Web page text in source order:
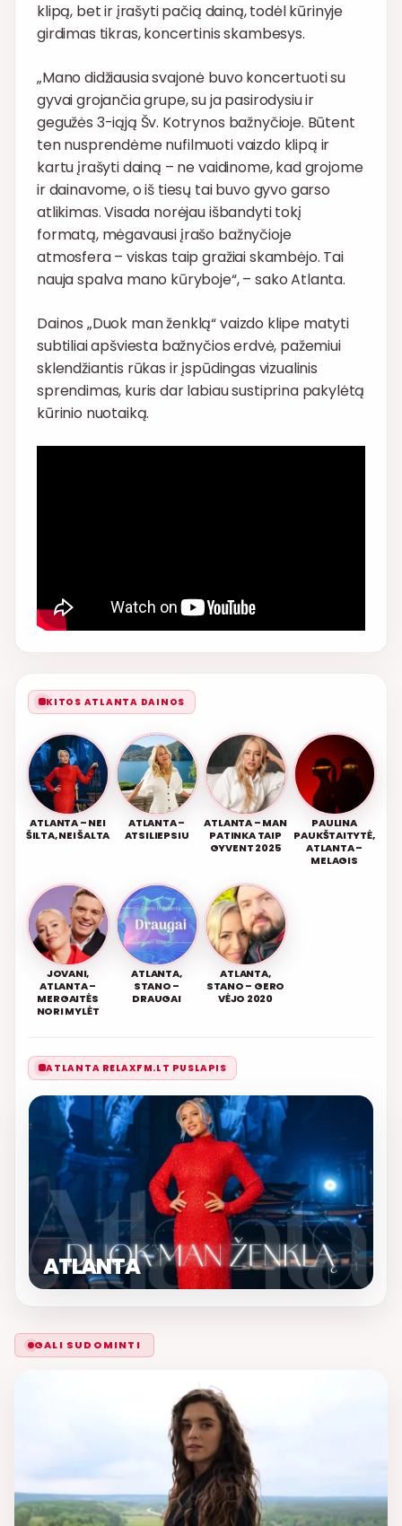
klipą, bet ir įrašyti pačią dainą, todėl kūrinyje
girdimas tikras, koncertinis skambesys.
„Mano didžiausia svajonė buvo koncertuoti su
gyvai grojančia grupe, su ja pasirodysiu ir
gegužės 3-iąją Šv. Kotrynos bažnyčioje. Būtent
ten nusprendėme nufilmuoti vaizdo klipą ir
kartu įrašyti dainą – ne vaidinome, kad grojome
ir dainavome, o iš tiesų tai buvo gyvo garso
atlikimas. Visada norėjau išbandyti tokį
formatą, mėgavausi įrašo bažnyčioje
atmosfera – viskas taip gražiai skambėjo. Tai
nauja spalva mano kūryboje“, – sako Atlanta.
Dainos „Duok man ženklą“ vaizdo klipe matyti
subtiliai apšviesta bažnyčios erdvė, pažemiui
sklendžiantis rūkas ir įspūdingas vizualinis
sprendimas, kuris dar labiau sustiprina pakylėtą
kūrinio nuotaiką.
KITOS ATLANTA DAINOS
ATLANTA – NEI
ŠILTA, NEI ŠALTA
ATLANTA –
ATSILIEPSIU
ATLANTA – MAN
PATINKA TAIP
GYVENT 2025
PAULINA
PAUKŠTAITYTĖ,
ATLANTA –
MELAGIS
JOVANI,
ATLANTA –
MERGAITĖS
NORI MYLĖT
ATLANTA,
STANO –
DRAUGAI
ATLANTA,
STANO – GERO
VĖJO 2020
ATLANTA RELAXFM.LT PUSLAPIS
ATLANTA
GALI SUDOMINTI